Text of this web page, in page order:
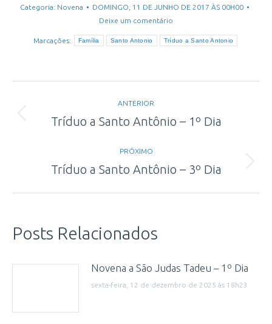
Categoria: Novena
DOMINGO, 11 DE JUNHO DE 2017 ÀS 00H00
Deixe um comentário
Marcações: Família Santo Antonio Tríduo a Santo Antonio
de
ANTERIOR
Post
Tríduo a Santo Antônio – 1º Dia
PRÓXIMO
Próximo
Tríduo a Santo Antônio – 3º Dia
Posts Relacionados
Novena a São Judas Tadeu – 1º Dia
sexta-feira, 12 de dezembro de 2025 às 18h23